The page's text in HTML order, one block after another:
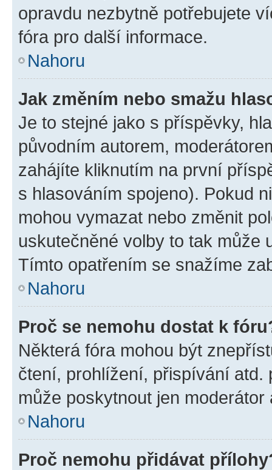
opravdu nezbytně potřebujete
fóra pro další informace.
Nahoru
Jak změním nebo smažu
Je to stejné jako s příspěvky,
původním autorem,
zahájíte kliknutím na první
s hlasováním spojeno). Pokud
mohou vymazat nebo změnit
uskutečněné volby to tak může
Tímto opatřením se snažíme
Nahoru
Proč se nemohu dostat k
Některá fóra mohou být
čtení, prohlížení, přispívání atd.
může poskytnout jen
Nahoru
Proč nemohu přidávat